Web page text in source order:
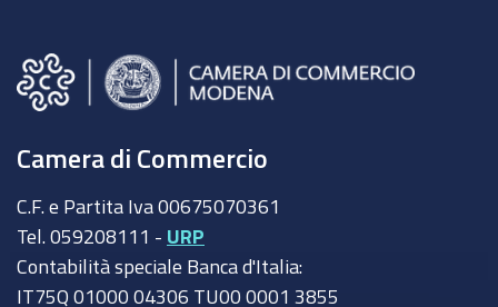
Camera di Commercio
C.F. e Partita Iva 00675070361
Tel. 059208111 - URP
Contabilità speciale Banca d'Italia:
IT75Q 01000 04306 TU00 0001 3855